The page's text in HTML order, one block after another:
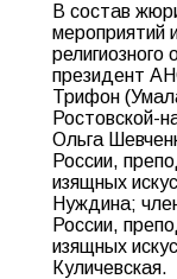
В состав
мероприятий
религиозного
президент
Трифон
Ростовской-
Ольга
России,
изящных
Нуждина;
России,
изящных
Куличевская.